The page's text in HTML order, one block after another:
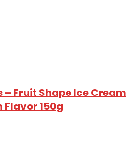
– Fruit Shape Ice Cream
Flavor 150g